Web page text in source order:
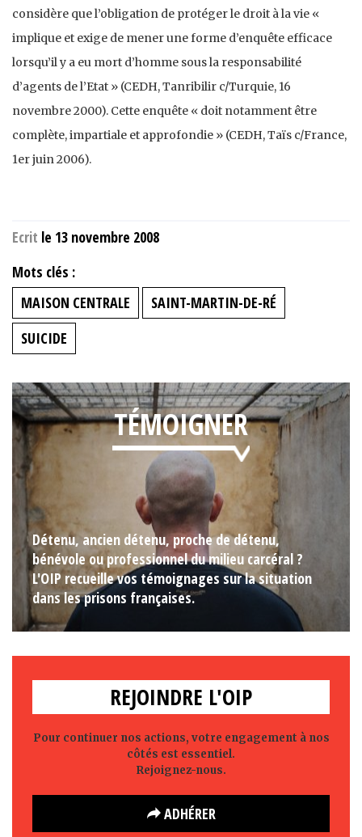
considère que l’obligation de protéger le droit à la vie «
implique et exige de mener une forme d’enquête efficace
lorsqu’il y a eu mort d’homme sous la responsabilité
d’agents de l’Etat » (CEDH, Tanribilir c/Turquie, 16
novembre 2000). Cette enquête « doit notamment être
complète, impartiale et approfondie » (CEDH, Taïs c/France,
1er juin 2006).
Ecrit le 13 novembre 2008
Mots clés :
MAISON CENTRALE
SAINT-MARTIN-DE-RÉ
SUICIDE
TÉMOIGNER
Détenu, ancien détenu, proche de détenu,
bénévole ou professionnel du milieu carcéral ?
L'OIP recueille vos témoignages sur la situation
dans les prisons françaises.
REJOINDRE L'OIP
Pour continuer nos actions, votre engagement à nos
côtés est essentiel.
Rejoignez-nous.
ADHÉRER